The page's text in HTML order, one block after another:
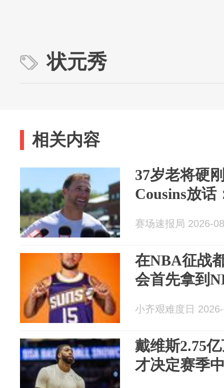
状元秀
相关内容
37岁老将硬
Cousins放话
赛场速报局 2026-
在NBA征战
会首先拿到
小齐艰难度日
戴维斯2.75
才决定赛季